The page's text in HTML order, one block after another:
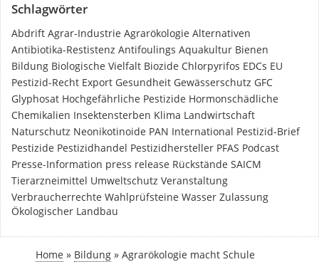
Schlagwörter
Abdrift Agrar-Industrie Agrarökologie Alternativen
Antibiotika-Restistenz Antifoulings Aquakultur Bienen
Bildung Biologische Vielfalt Biozide Chlorpyrifos EDCs EU
Pestizid-Recht Export Gesundheit Gewässerschutz GFC
Glyphosat Hochgefährliche Pestizide Hormonschädliche
Chemikalien Insektensterben Klima Landwirtschaft
Naturschutz Neonikotinoide PAN International Pestizid-Brief
Pestizide Pestizidhandel Pestizidhersteller PFAS Podcast
Presse-Information press release Rückstände SAICM
Tierarzneimittel Umweltschutz Veranstaltung
Verbraucherrechte Wahlprüfsteine Wasser Zulassung
Ökologischer Landbau
Home » Bildung » Agrarökologie macht Schule